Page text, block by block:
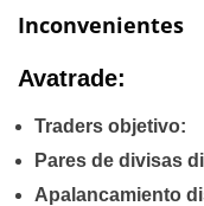
Inconvenientes
Avatrade:
Traders objetivo:
Pares de divisas
Apalancamiento